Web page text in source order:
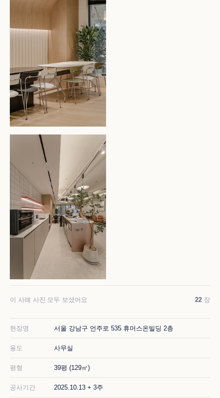
이 사례 사진 모두 보셨어요 22 장
현장명 서울 강남구 언주로 535 휴머스온빌딩 2층
용도 사무실
평형 39평 (129㎡)
공사기간 2025.10.13 + 3주